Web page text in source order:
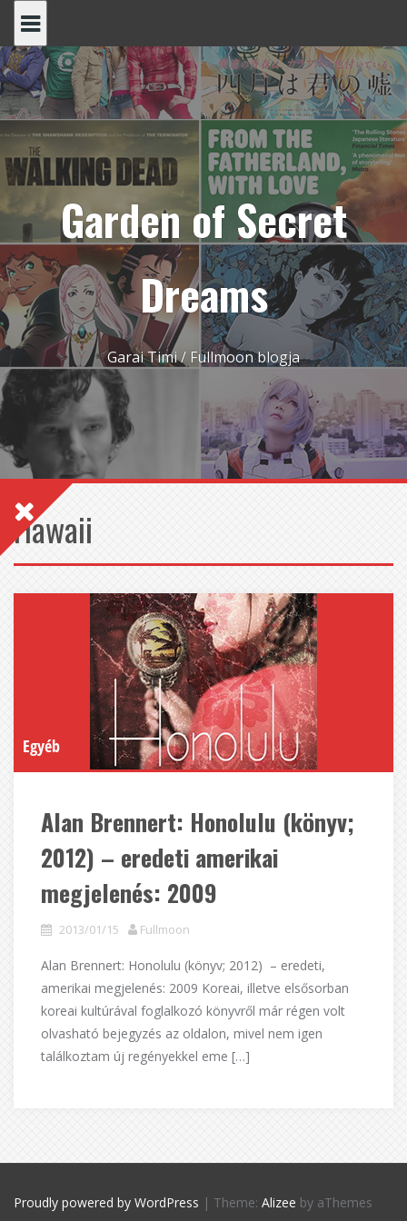
content
Garden of Secret
Dreams
Garai Timi / Fullmoon blogja
Hawaii
Egyéb
Alan Brennert: Honolulu (könyv;
2012) – eredeti amerikai
megjelenés: 2009
2013/01/15 Fullmoon
Alan Brennert: Honolulu (könyv; 2012) – eredeti,
amerikai megjelenés: 2009 Koreai, illetve elsősorban
koreai kultúrával foglalkozó könyvről már régen volt
olvasható bejegyzés az oldalon, mivel nem igen
találkoztam új regényekkel eme […]
Proudly powered by WordPress | Theme: Alizee by aThemes